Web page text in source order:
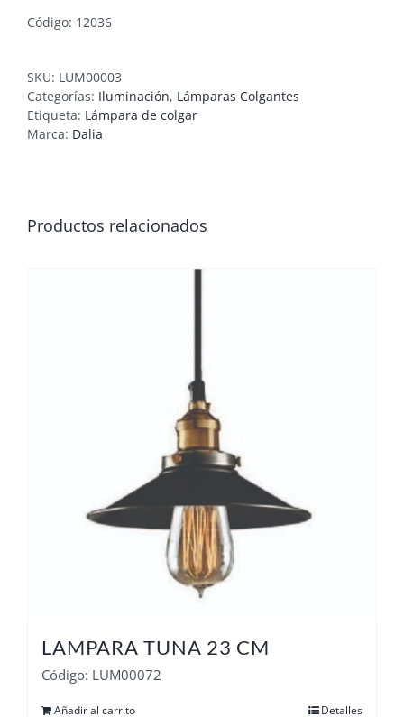
Código: 12036
SKU: LUM00003
Categorías: Iluminación, Lámparas Colgantes
Etiqueta: Lámpara de colgar
Marca: Dalia
Productos relacionados
LAMPARA TUNA 23 CM
Código: LUM00072
Añadir al carrito Detalles